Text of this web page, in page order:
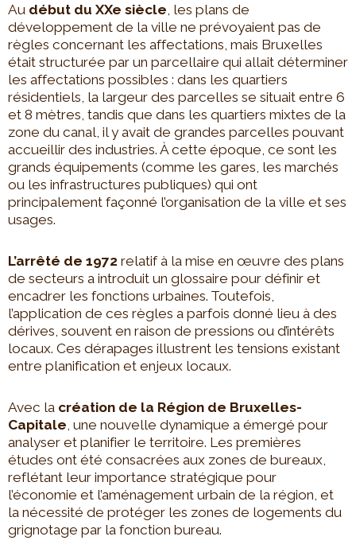
Au début du XXe siècle , les plans de
développement de la ville ne prévoyaient pas de
règles concernant les affectations, mais Bruxelles
était structurée par un parcellaire qui allait déterminer
les affectations possibles : dans les quartiers
résidentiels, la largeur des parcelles se situait entre 6
et 8 mètres, tandis que dans les quartiers mixtes de la
zone du canal, il y avait de grandes parcelles pouvant
accueillir des industries. À cette époque, ce sont les
grands équipements (comme les gares, les marchés
ou les infrastructures publiques) qui ont
principalement façonné l’organisation de la ville et ses
usages.
L’arrêté de 1972 relatif à la mise en œuvre des plans
de secteurs a introduit un glossaire pour définir et
encadrer les fonctions urbaines. Toutefois,
l’application de ces règles a parfois donné lieu à des
dérives, souvent en raison de pressions ou d’intérêts
locaux. Ces dérapages illustrent les tensions existant
entre planification et enjeux locaux.
Avec la création de la Région de Bruxelles-
Capitale , une nouvelle dynamique a émergé pour
analyser et planifier le territoire. Les premières
études ont été consacrées aux zones de bureaux,
reflétant leur importance stratégique pour
l’économie et l’aménagement urbain de la région, et
la nécessité de protéger les zones de logements du
grignotage par la fonction bureau.